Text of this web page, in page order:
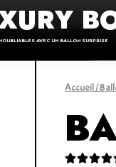
AVEC UN BALLON SURPRISE
Accueil/
